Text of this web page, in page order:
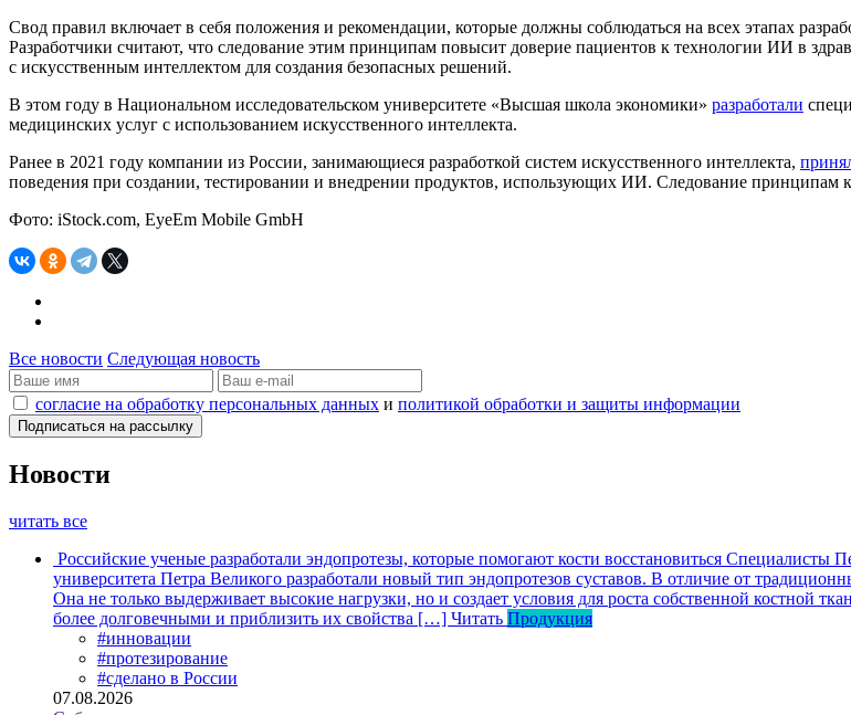
Свод правил включает в себя положения и рекомендации, которые должны соблюдаться на всех этапах
Разработчики считают, что следование этим принципам повысит доверие пациентов к технологии ИИ в
с искусственным интеллектом для создания безопасных решений.
В этом году в Национальном исследовательском университете «Высшая школа экономики» разработали
медицинских услуг с использованием искусственного интеллекта.
Ранее в 2021 году компании из России, занимающиеся разработкой систем искусственного интеллекта,
поведения при создании, тестировании и внедрении продуктов, использующих ИИ. Следование принципам
Фото: iStock.com, EyeEm Mobile GmbH
Все новости Следующая новость
согласие на обработку персональных данных и политикой обработки и защиты информации
Новости
читать все
Российские ученые разработали эндопротезы, которые помогают кости восстановиться Специалисты
университета Петра Великого разработали новый тип эндопротезов суставов. В отличие от
Она не только выдерживает высокие нагрузки, но и создает условия для роста собственной костной
более долговечными и приблизить их свойства […] Читать Продукция
#инновации
#протезирование
#сделано в России
07.08.2026